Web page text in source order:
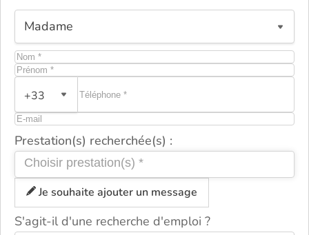
+33
Prestation(s) recherchée(s) :
Je souhaite ajouter un message
S'agit-il d'une recherche d'emploi ?